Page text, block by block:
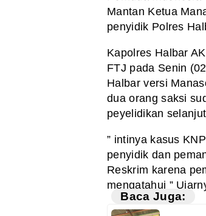
Mantan Ketua
penyidik Polres
Kapolres Halbar
FTJ pada Senin
Halbar versi
dua orang saksi
peyelidikan
” intinya kasus
penyidik dan
Reskrim karena
mengatahui ”
Baca Juga: